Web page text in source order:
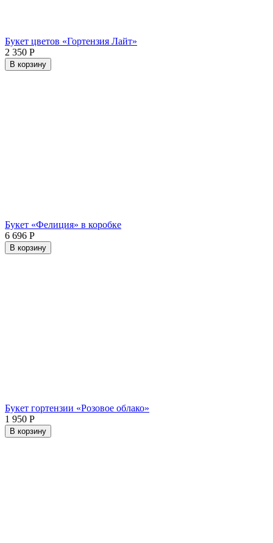
Букет цветов «Гортензия Лайт»
2 350 Р
В корзину
Букет «Фелиция» в коробке
6 696 Р
В корзину
Букет гортензии «Розовое облако»
1 950 Р
В корзину